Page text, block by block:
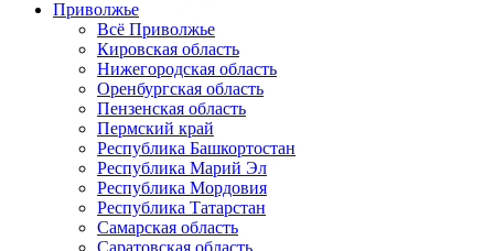
Приволжье
Всё Приволжье
Кировская область
Нижегородская область
Оренбургская область
Пензенская область
Пермский край
Республика Башкортостан
Республика Марий Эл
Республика Мордовия
Республика Татарстан
Самарская область
Саратовская область